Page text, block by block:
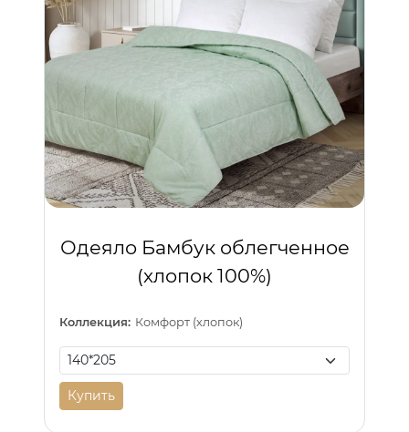
Одеяло Бамбук облегченное
(хлопок 100%)
Коллекция: Комфорт (хлопок)
Купить